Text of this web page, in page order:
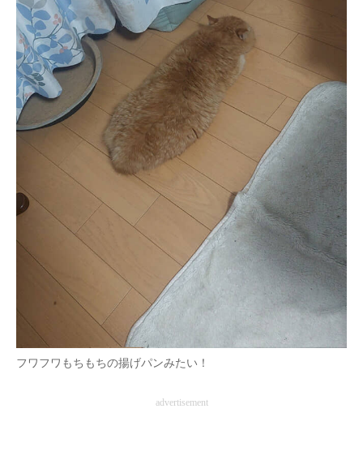
フワフワもちもちの揚げパンみたい！
advertisement